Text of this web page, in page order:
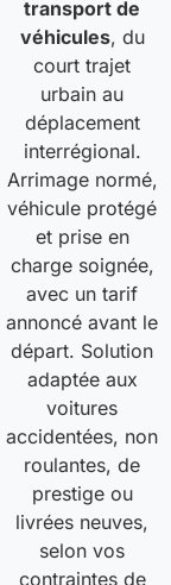
transport de
véhicules, du
court trajet
urbain au
déplacement
interrégional.
Arrimage normé,
véhicule protégé
et prise en
charge soignée,
avec un tarif
annoncé avant le
départ. Solution
adaptée aux
voitures
accidentées, non
roulantes, de
prestige ou
livrées neuves,
selon vos
contraintes de